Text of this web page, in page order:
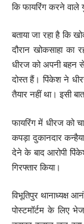
कि फायरिंग करने
बताया जा रहा है कि
दौरान खोकसाहा
धीरज को अपनी बहन
दोस्त हैं। पिंकेश ने
तैयार नहीं था। इसी
फायरिंग में धीरज को
कपड़ा दुकानदार
देने के बाद आरोपी
गिरफ्तार किया।
विभूतिपुर थानाध्यक्ष
पोस्टमॉर्टम के लिए